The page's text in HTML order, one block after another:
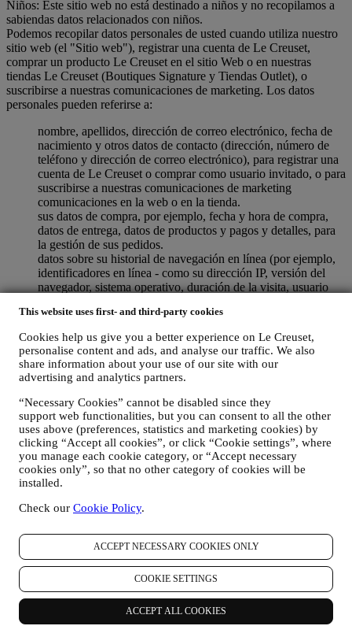
This website uses first- and third-party cookies
Cookies help us give you a better experience on Le Creuset,
personalise content and ads, and analyse our traffic. We also
share information about your use of our site with our
advertising and analytics partners.
“Necessary Cookies” cannot be disabled since they
support web functionalities, but you can consent to all the other
uses above (preferences, statistics and marketing cookies) by
clicking “Accept all cookies”, or click “Cookie settings”, where
you manage each cookie category, or “Accept necessary
cookies only”, so that no other category of cookies will be
installed.
Check our Cookie Policy.
ACCEPT NECESSARY COOKIES ONLY
COOKIE SETTINGS
ACCEPT ALL COOKIES
Niños: Este sitio web no está destinado a niños y no recopilamos a
sabiendas datos relacionados con niños.
Podemos recopilar datos personales de usted cuando utiliza nuestro
sitio web (el "Sitio web"), registrar una cuenta de Le Creuset,
comprar un producto Le Creuset en el sitio Web o en nuestras
tiendas Le Creuset (Boutiques Signature y Tiendas Outlet), o
suscribirse a nuestras comunicaciones de marketing. Los datos
personales pueden referirse a:
nombre, apellidos, dirección de correo electrónico, fecha de
nacimiento y otros datos de contacto (dirección, número de
teléfono y dirección de correo electrónico), para registrar una
cuenta de Le Creuset o comprar como usuario invitado, o para
suscribirse a nuestras comunicaciones de marketing
comunicaciones en la web o en la tienda.
sus datos de compra, por ejemplo, fecha y hora de compra,
datos de entrega, datos de productos y pagos y detalles, para
la gestión de sus pedidos.
datos sobre su historial de navegación en línea (por ejemplo,
identificadores en línea - como su dirección IP, versión del
navegador, sistema operativo, duración de la visita, usuario
visitas al Sitio Web (ya sea que sea usuario registrado o no),
como "cookies" y otras tecnologías similares (incluidos los
píxeles de seguimiento en los correos electrónicos), para
mejorar nuestros servicios y anuncios, o para nuestro análisis
estadístico - en la mayoría de los casos no podremos
identificarlo a través de esta información técnica. Para obtener
información sobre la recopilación de datos a través de
cookies, consulte nuestra Política de Cookiesaquí).
sus comentarios, solicitudes, quejas, preguntas o interacciones
con nosotros (por ejemplo, sus mensajes, chats, publicaciones
en redes sociales, correos electrónicos o llamadas telefónicas).
web o proporciona información de identificación personal, están
en el párrafo 8) a continuación.
2. ¿QUIEN RECOPILA SU INFORMACION?
El responsable del tratamiento de datos de los servicios de comercio
electrónico ofrecidos a través del Sitio Web es Le Creuset SL con
domicilio social en Paseo de Gracia 9, 2º - 08007 – Barcelona.
Si consientes recibir comunicaciones de marketing de nuestra parte,
pasarás a formar parte de la base de datos de consumidores del